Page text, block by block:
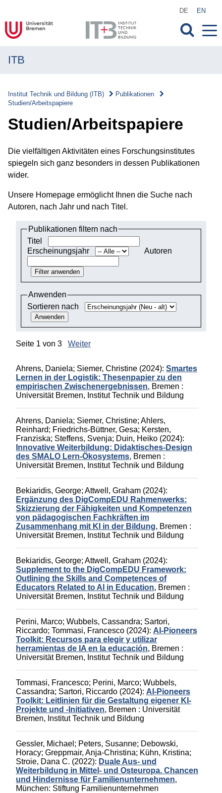
DE EN
Forschung
Transfer
Projekte
Publikationen
Publikationen
Monographien
Herausgeberschaften
Beiträge in Sammelbänden
Beiträge in Zeitschriften
ITB-Forschungsberichte
Studien/Arbeitspapiere
ITB
Institut Technik und Bildung (ITB)
Publikationen
Studien/Arbeitspapiere
Studien/Arbeitspapiere
Die vielfältigen Aktivitäten eines Forschungsinstitutes
spiegeln sich ganz besonders in dessen Publikationen
wider.
Unsere Homepage ermöglicht Ihnen die Suche nach
Autoren, nach Jahr und nach Titel.
Publikationen filtern nach
Titel
Erscheinungsjahr
Autoren
Anwenden
Sortieren nach
Seite 1 von 3 Weiter
Ahrens, Daniela; Siemer, Christine (2024): Smartes
Lernen in der Logistik: Thesenpapier zu den
empirischen Zwischenergebnissen, Bremen :
Universität Bremen, Institut Technik und Bildung
Ahrens, Daniela; Siemer, Christine; Ahlers,
Reinhard; Friedrichs-Büttner, Gesa; Kersten,
Franziska; Steffens, Svenja; Duin, Heiko (2024):
Innovative Weiterbildung: Didaktisches-Design
des SMALO Lern-Ökosystems, Bremen :
Universität Bremen, Institut Technik und Bildung
Bekiaridis, George; Attwell, Graham (2024):
Ergänzung des DigCompEDU Rahmenwerks:
Skizzierung der Fähigkeiten und Kompetenzen
von pädagogischen Fachkräften im
Zusammenhang mit KI in der Bildung, Bremen :
Universität Bremen, Institut Technik und Bildung
Bekiaridis, George; Attwell, Graham (2024):
Supplement to the DigCompEDU Framework:
Outlining the Skills and Competences of
Educators Related to AI in Education, Bremen :
Universität Bremen, Institut Technik und Bildung
Perini, Marco; Wubbels, Cassandra; Sartori,
Riccardo; Tommasi, Francesco (2024): AI-Pioneers
Toolkit: Recursos para elegir y utilizar
herramientas de IA en la educación, Bremen :
Universität Bremen, Institut Technik und Bildung
Tommasi, Francesco; Perini, Marco; Wubbels,
Cassandra; Sartori, Riccardo (2024): AI-Pioneers
Toolkit: Leitlinien für die Gestaltung eigener KI-
Projekte und -Initiativen, Bremen : Universität
Bremen, Institut Technik und Bildung
Gessler, Michael ; Peters, Susanne; Debowski,
Horacy; Greppmair, Anja-Christina; Kühn, Kristina;
Stroie, Dana C. (2022): Duale Aus- und
Weiterbildung in Mittel- und Osteuropa. Chancen
und Hindernisse für Familienunternehmen,
München: Stiftung Familienunternehmen